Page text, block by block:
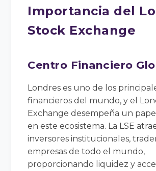
Importancia del
Stock Exchange
Centro Financiero
Londres es uno de los
financieros del mundo, y el
Exchange desempeña un
en este ecosistema. La LSE
inversores institucionales,
empresas de todo el mundo,
proporcionando liquidez y